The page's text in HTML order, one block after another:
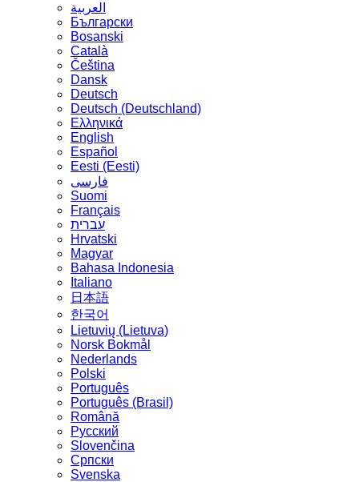
العربية
Български
Bosanski
Сatalà
Čeština
Dansk
Deutsch
Deutsch (Deutschland)
Ελληνικά
English
Español
Eesti (Eesti)
فارسی
Suomi
Français
עברית
Hrvatski
Magyar
Bahasa Indonesia
Italiano
日本語
한국어
Lietuvių (Lietuva)
‪Norsk Bokmål‬
Nederlands
Polski
Português
Português (Brasil)
Română
Русский
Slovenčina
Српски
Svenska